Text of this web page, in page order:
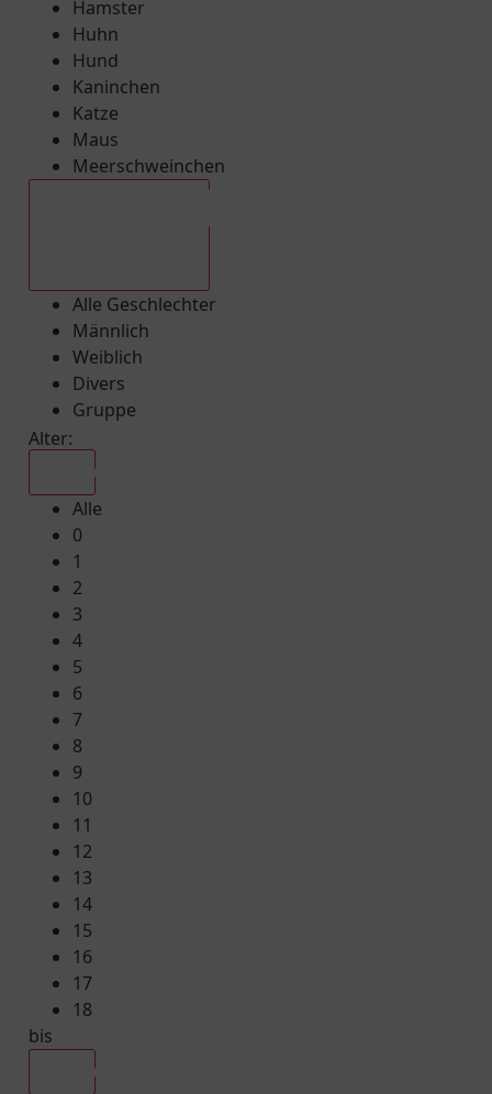
Hamster
Huhn
Hund
Kaninchen
Katze
Maus
Meerschweinchen
Alle Geschlechter
Männlich
Weiblich
Divers
Gruppe
Alter:
Alle
0
1
2
3
4
5
6
7
8
9
10
11
12
13
14
15
16
17
18
bis